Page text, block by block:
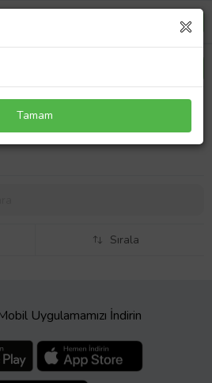
Manzara Kanvas Tablo
Sırala
Uygulamamızı İndirin
Tamam